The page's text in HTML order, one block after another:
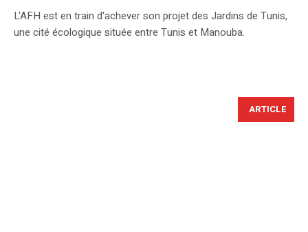
L'AFH est en train d'achever son projet des Jardins de Tunis,
une cité écologique située entre Tunis et Manouba.
ARTICLE